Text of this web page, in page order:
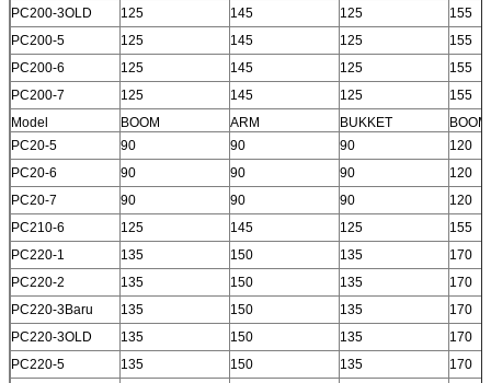
Tinggalkan pesan
Kami akan segera menghubungi
Anda kembali!
PC200-3OLD
125 145 125
155
PC200-5
125 145 125
155
PC200-6
125 145 125
155
PC200-7
125 145 125
155
Model
BOOM ARM BUKKET
BOOM
PC20-5
90 90 90
120
PC20-6
90 90 90
120
PC20-7
90 90 90
120
PC210-6
125 145 125
155
PC220-1
135 150 135
170
PC220-2
135 150 135
170
PC220-3Baru
135 150 135
170
PC220-3OLD
135 150 135
170
PC220-5
135 150 135
170